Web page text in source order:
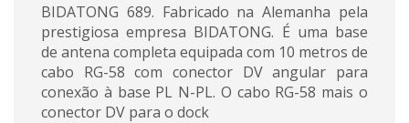
BIDATONG 689. Fabricado na Alemanha pela
prestigiosa empresa BIDATONG. É uma base
de antena completa equipada com 10 metros de
cabo RG-58 com conector DV angular para
conexão à base PL N-PL. O cabo RG-58 mais o
conector DV para o dock